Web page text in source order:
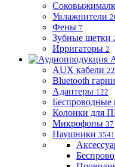
Увлажнители
Фены 7
Зубные щетки
Ирригаторы 2
AUX кабели
Bluetooth
Адаптеры 122
Беспроводные
Колонки для
Микрофоны 37
Наушники 3541